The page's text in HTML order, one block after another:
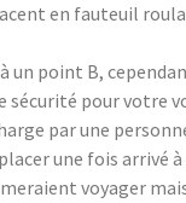
en fauteuil
point B,
pour votre
par une
une fois arrivé
voyager